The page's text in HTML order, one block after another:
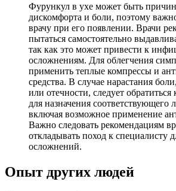
Фурункул в ухе может быть
дискомфорта и боли, поэтому
врачу при его появлении. Врачи
пытаться самостоятельно
так как это может привести к
осложнениям. Для облегчения
применить теплые компрессы и
средства. В случае нарастания
или отечности, следует обратиться
для назначения соответствующего
включая возможное применение
Важно следовать рекомендациям
откладывать поход к специалисту
осложнений.
Опыт других людей